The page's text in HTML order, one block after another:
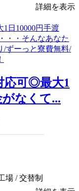
詳細を表示
可◎最大1
がなくて...
場 / 交替制